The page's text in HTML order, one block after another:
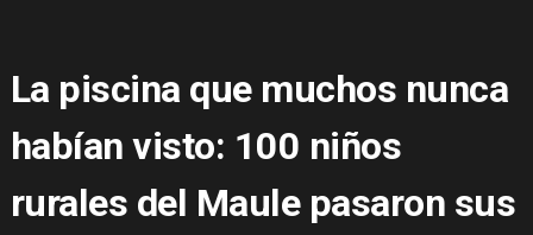
La piscina que muchos nunca
habían visto: 100 niños
rurales del Maule pasaron sus